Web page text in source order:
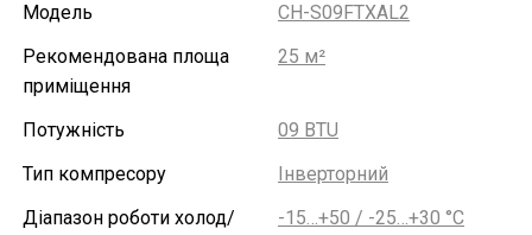
Модель
CH-S09FTXAL2
Рекомендована площа
приміщення
25 м²
Потужність
09 BTU
Тип компресору
Інверторний
Діапазон роботи холод/
-15…+50 / -25…+30 °С